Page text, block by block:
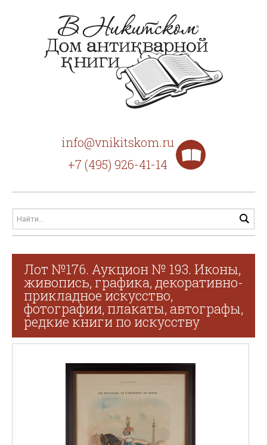
info@vnikitskom.ru
+7 (495) 926-41-14
Лот №176. Аукцион № 193. Иконы,
живопись, графика, декоративно-
прикладное искусство,
фотографии, плакаты, автографы,
редкие книги по искусству